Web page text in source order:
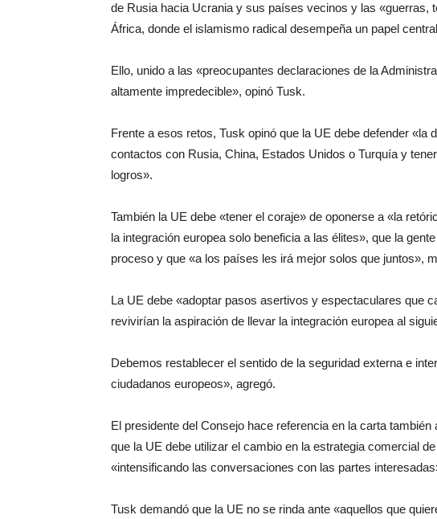
de Rusia hacia Ucrania y sus países vecinos y las «guerras,
África, donde el islamismo radical desempeña un papel
Ello, unido a las «preocupantes declaraciones de la
altamente impredecible», opinó Tusk.
Frente a esos retos, Tusk opinó que la UE debe defender «la
contactos con Rusia, China, Estados Unidos o Turquía y
logros».
También la UE debe «tener el coraje» de oponerse a «la
la integración europea solo beneficia a las élites», que la
proceso y que «a los países les irá mejor solos que juntos»,
La UE debe «adoptar pasos asertivos y espectaculares que
revivirían la aspiración de llevar la integración europea al
Debemos restablecer el sentido de la seguridad externa e
ciudadanos europeos», agregó.
El presidente del Consejo hace referencia en la carta
que la UE debe utilizar el cambio en la estrategia comercial
«intensificando las conversaciones con las partes
Tusk demandó que la UE no se rinda ante «aquellos que